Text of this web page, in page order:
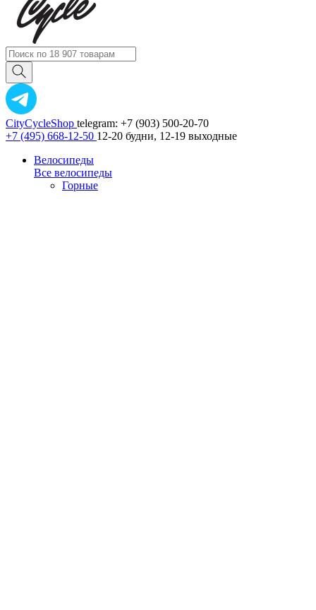
CityCycleShop telegram: +7 (903) 500-20-70
+7 (495) 668-12-50 12-20 будни, 12-19 выходные
Велосипеды
Все велосипеды
Горные